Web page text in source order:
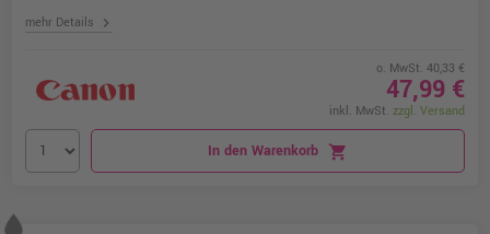
mehr Details chevron_right
o. MwSt. 40,33 €
47,99 €
inkl. MwSt. zzgl. Versand
In den Warenkorb shopping_cart